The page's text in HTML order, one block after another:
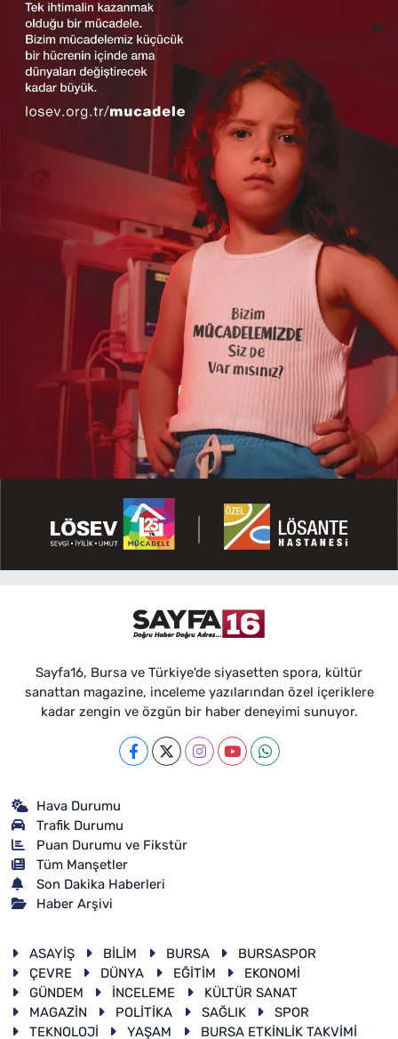
Sayfa16, Bursa ve Türkiye'de siyasetten spora, kültür
sanattan magazine, inceleme yazılarından özel içeriklere
kadar zengin ve özgün bir haber deneyimi sunuyor.
Hava Durumu
Trafik Durumu
Puan Durumu ve Fikstür
Tüm Manşetler
Son Dakika Haberleri
Haber Arşivi
ASAYİŞ BİLİM BURSA
BURSASPOR
ÇEVRE
DÜNYA EĞİTİM
EKONOMİ
GÜNDEM
İNCELEME
KÜLTÜR SANAT
MAGAZİN
POLİTİKA SAĞLIK
SPOR
TEKNOLOJİ
YAŞAM BURSA ETKİNLİK TAKVİMİ